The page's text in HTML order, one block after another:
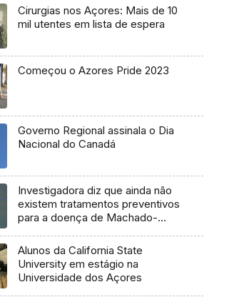
Cirurgias nos Açores: Mais de 10
mil utentes em lista de espera
Começou o Azores Pride 2023
Governo Regional assinala o Dia
Nacional do Canadá
Investigadora diz que ainda não
existem tratamentos preventivos
para a doença de Machado-
Alunos da California State
University em estágio na
Universidade dos Açores